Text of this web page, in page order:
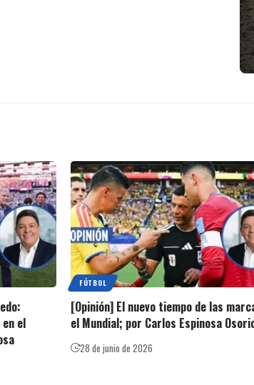
el
FÚTBOL
[Opinión] El nuevo tiempo de las
el Mundial; por Carlos Espinosa
28 de junio de 2026